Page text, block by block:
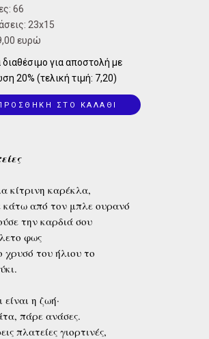
66
23x15
ευρώ
κίτρινη καρέκλα,
κάτω από τον μπλε ουρανό
την καρδιά σου
φως
χρυσό του ήλιου το
είναι η ζωή·
πάρε ανάσες.
πλατείες γιορτινές,
ΣΤΟ ΚΑΛΑΘΙ
για αποστολή με
20% (τελική τιμή: 7,20)